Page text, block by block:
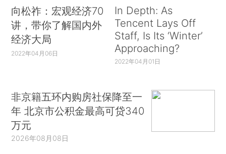
向松祚：宏观经济70
讲，带你了解国内外
经济大局
2022年04月06日
In Depth: As
Tencent Lays Off
Staff, Is Its ‘Winter’
Approaching?
2022年04月01日
非京籍五环内购房社保降至一
年 北京市公积金最高可贷340
万元
2026年08月08日